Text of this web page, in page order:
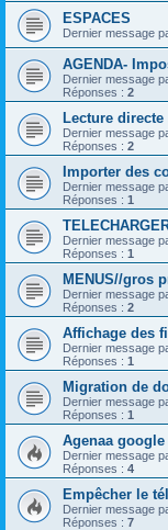
ESPACES
Dernier message
AGENDA-
Dernier message
Réponses : 2
Lecture
Dernier message
Réponses : 2
Importer des
Dernier message
Réponses : 1
Dernier message
Réponses : 1
MENUS//gros
Dernier message
Réponses : 2
Affichage des
Dernier message
Réponses : 1
Migration de
Dernier message
Réponses : 1
Agenaa google
Dernier message
Réponses : 4
Empêcher le
Dernier message
Réponses : 7